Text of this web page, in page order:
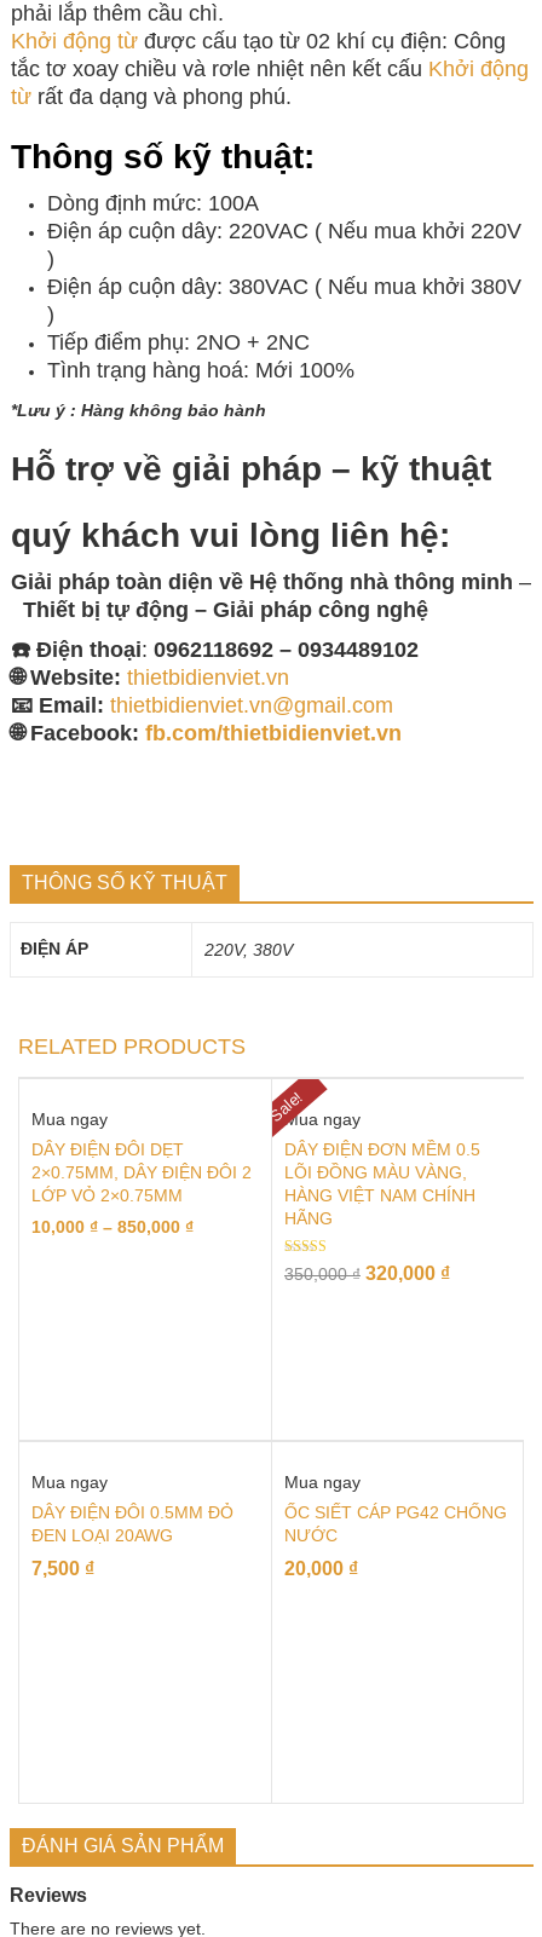
phải lắp thêm cầu chì.
Khởi động từđược cấu tạo từ 02 khí cụ điện: Công
tắc tơ xoay chiều và rơle nhiệt nên kết cấu Khởi động
từrất đa dạng và phong phú.
Thông số kỹ thuật:
Dòng định mức: 100A
Điện áp cuộn dây: 220VAC ( Nếu mua khởi 220V
)
Điện áp cuộn dây: 380VAC ( Nếu mua khởi 380V
)
Tiếp điểm phụ: 2NO + 2NC
Tình trạng hàng hoá: Mới 100%
*Lưu ý : Hàng không bảo hành
Hỗ trợ về giải pháp – kỹ thuật
quý khách vui lòng liên hệ:
Giải pháp toàn diện về Hệ thống nhà thông minh –
Thiết bị tự động – Giải pháp công nghệ
☎️ Điện thoại: 0962118692 – 0934489102
🌐 Website: thietbidienviet.vn
📧 Email: thietbidienviet.vn@gmail.com
🌐 Facebook: fb.com/thietbidienviet.vn
THÔNG SỐ KỸ THUẬT
ĐIỆN ÁP 220V, 380V
RELATED PRODUCTS
Mua ngay
DÂY ĐIỆN ĐÔI DẸT
2×0.75MM, DÂY ĐIỆN ĐÔI 2
LỚP VỎ 2×0.75MM
10,000 ₫ – 850,000 ₫
Sale!
Mua ngay
DÂY ĐIỆN ĐƠN MỀM 0.5
LÕI ĐỒNG MÀU VÀNG,
HÀNG VIỆT NAM CHÍNH
HÃNG
Rated
5.00
350,000₫ 320,000 ₫
Mua ngay
DÂY ĐIỆN ĐÔI 0.5MM ĐỎ
ĐEN LOẠI 20AWG
7,500 ₫
Mua ngay
ỐC SIẾT CÁP PG42 CHỐNG
NƯỚC
20,000 ₫
ĐÁNH GIÁ SẢN PHẨM
Reviews
There are no reviews yet.